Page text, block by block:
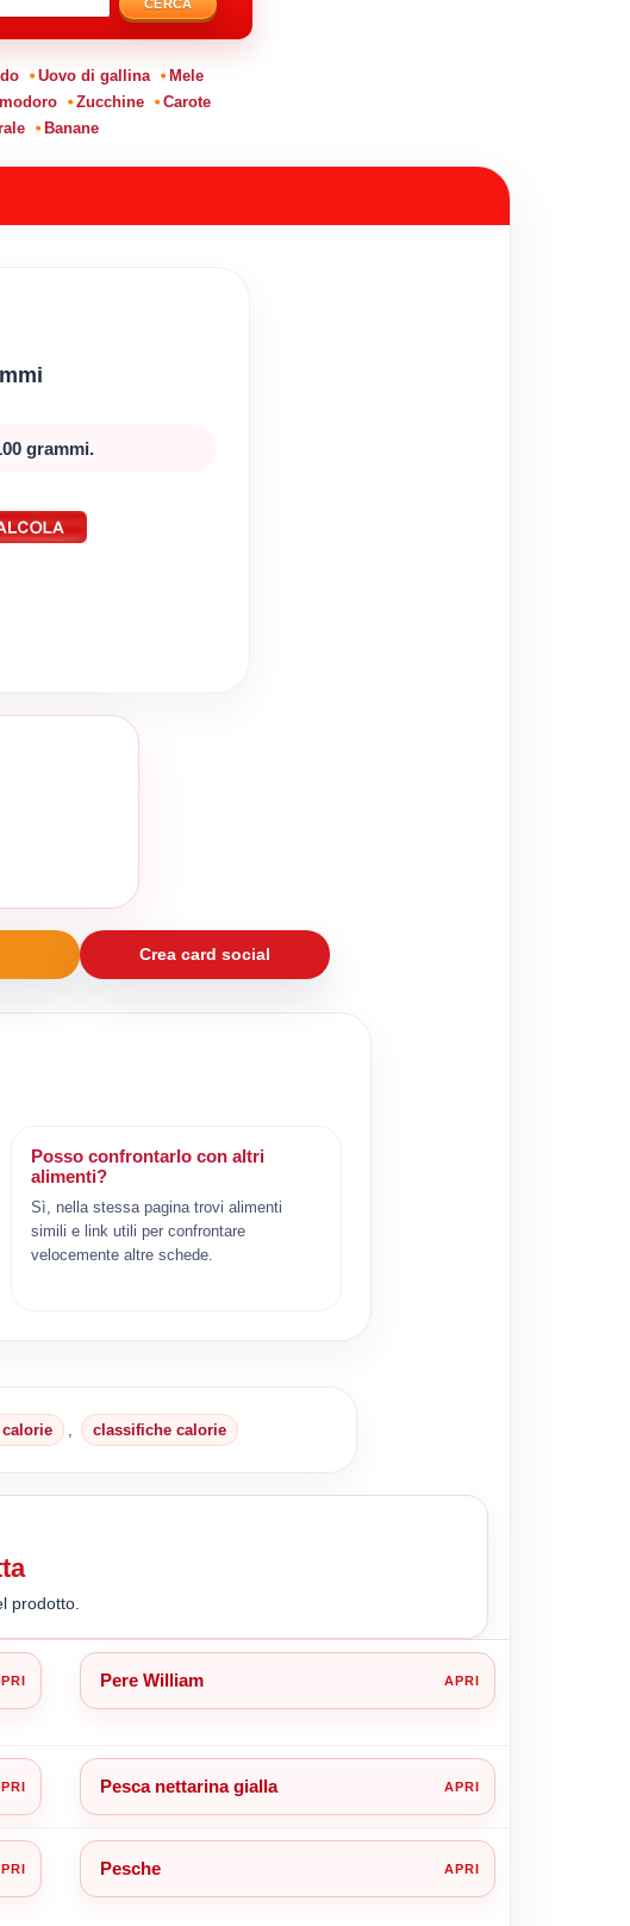
CERCA
Uovo di gallina
Mele
Zucchine
Carote
Banane
grammi.
Crea card social
Posso confrontarlo con altri
alimenti?
Sì, nella stessa pagina trovi alimenti
simili e link utili per confrontare
velocemente altre schede.
classifiche calorie
prodotto.
Pere William
Pesca nettarina gialla
Pesche